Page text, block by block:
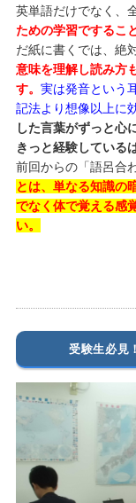
英単語だけでなく、
ための学習でするこ
だ紙に書くでは、絶
意味を理解し読み方
す。 実は発音という
記法より想像以上に
した言葉がずっと心
きっと経験している
前回からの「語呂合
とは、単なる知識の
でなく体で覚える感
い。
受験生必見